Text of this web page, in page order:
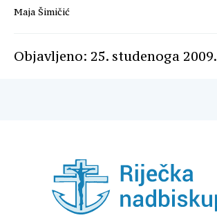
Maja Šimičić
Objavljeno: 25. studenoga 2009.